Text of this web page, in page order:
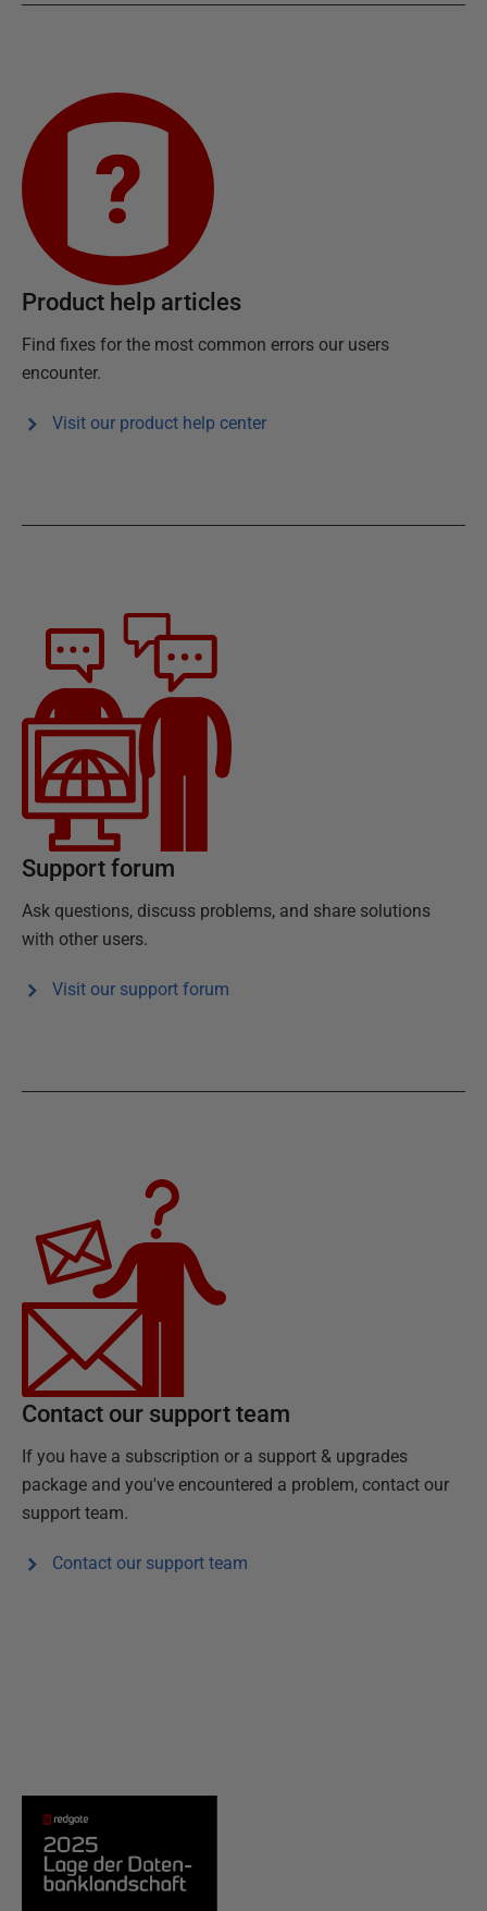
Product help articles
Find fixes for the most common errors our users
encounter.
Visit our product help center
Support forum
Ask questions, discuss problems, and share solutions
with other users.
Visit our support forum
Contact our support team
If you have a subscription or a support & upgrades
package and you've encountered a problem, contact our
support team.
Contact our support team